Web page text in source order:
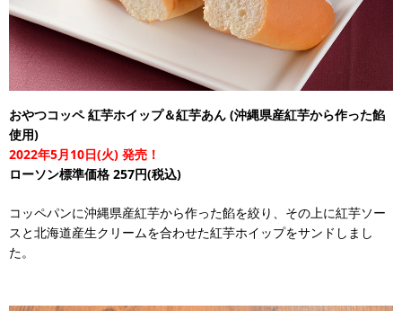
おやつコッペ 紅芋ホイップ＆紅芋あん (沖縄県産紅芋から作った餡
使用)
2022年5月10日(火) 発売！
ローソン標準価格 257円(税込)
コッペパンに沖縄県産紅芋から作った餡を絞り、その上に紅芋ソー
スと北海道産生クリームを合わせた紅芋ホイップをサンドしまし
た。